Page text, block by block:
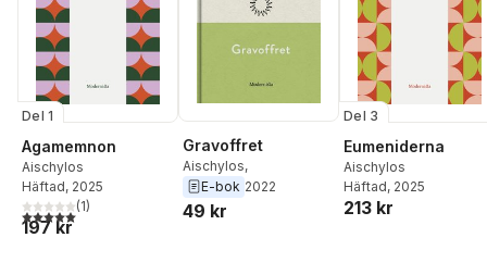
Del 1
Agamemnon
Aischylos
Häftad, 2025
5,0utav 5 stjärnor. Totalt antal röster:
(1)
197 kr
Gravoffret
Aischylos,
E-bok 2022
49 kr
Del 3
Eumeniderna
Aischylos
Häftad, 2025
213 kr